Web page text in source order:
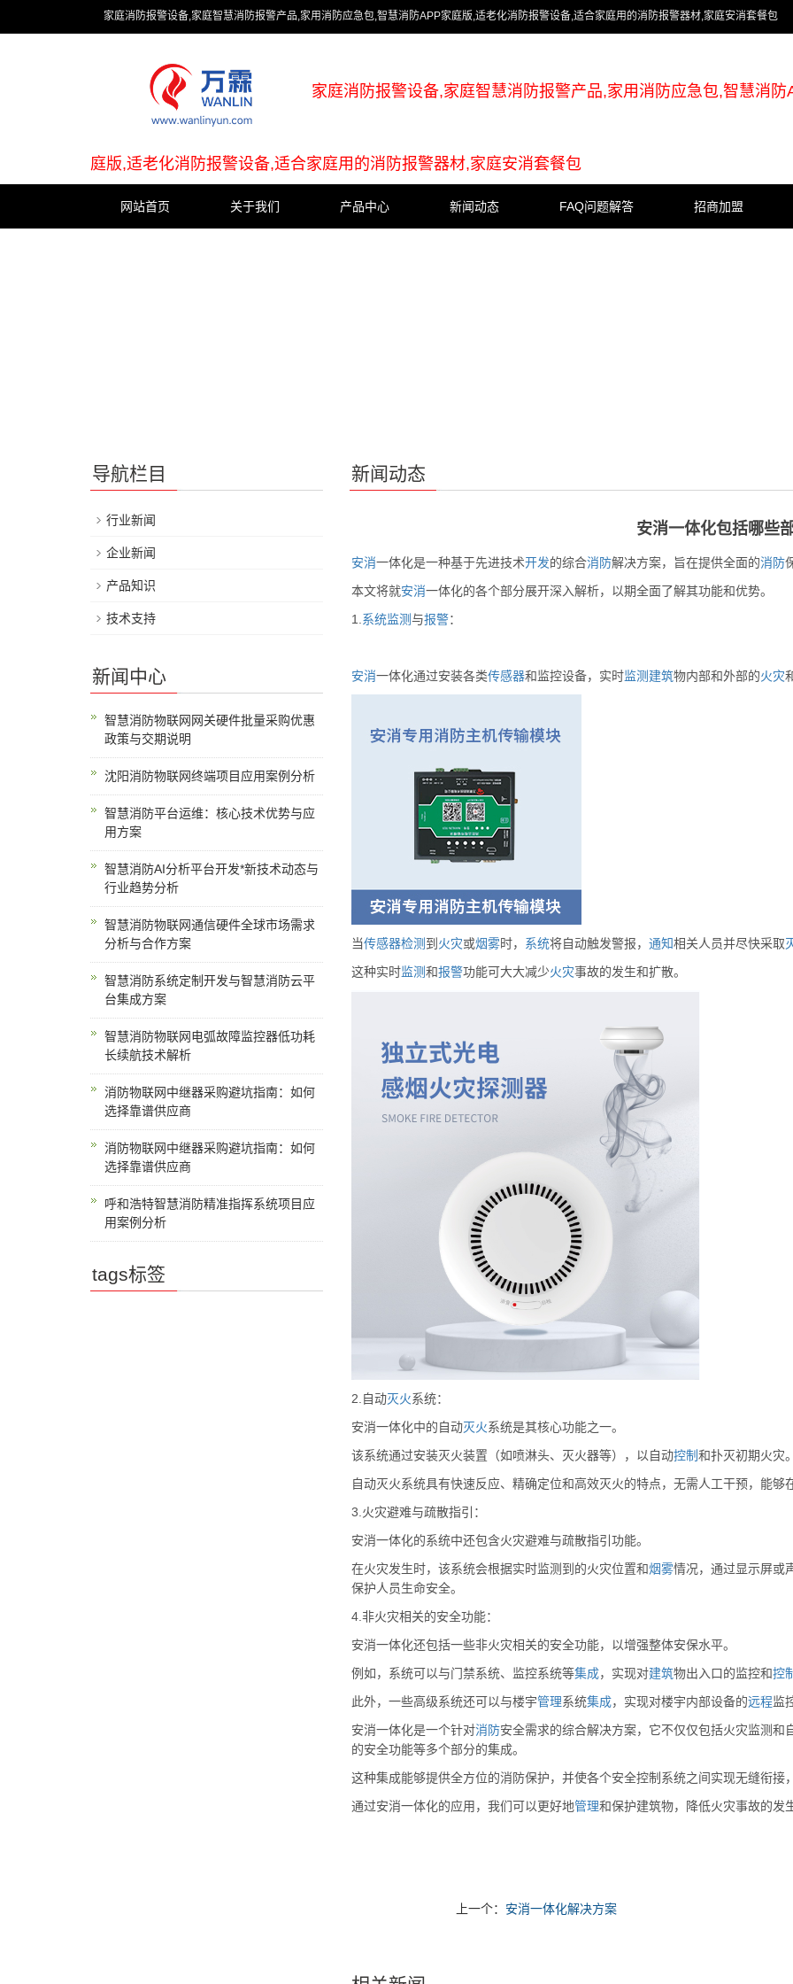
家庭消防报警设备,家庭智慧消防报警产品,家用消防应急包,智慧消防APP家庭版,适老化消防报警设备,适合家庭用的消防报警器材,家庭安消套餐包
家庭消防报警设备,家庭智慧消防报警产品,家用消防应急包,智慧消防
庭版,适老化消防报警设备,适合家庭用的消防报警器材,家庭安消套餐包
网站首页 关于我们 产品中心 新闻动态 FAQ问题解答 招商加盟
新闻动态
安消一体化包括哪些
安消一体化是一种基于先进技术开发的综合消防解决方案，旨在提供全面的消防
本文将就安消一体化的各个部分展开深入解析，以期全面了解其功能和优势。
1. 系统监测与报警：
安消一体化通过安装各类传感器和监控设备，实时监测 建筑物内部和外部的火灾
当传感器检测 到 火灾或烟雾时， 系统将自动触发警报， 通知相关人员并尽快采取
这种实时监测和报警功能可大大减少火灾事故的发生和扩散。
2.自动灭火系统：
安消一体化中的自动灭火系统是其核心功能之一。
该系统通过安装灭火装置（如喷淋头、灭火器等），以自动控制和扑灭初期火灾。
自动灭火系统具有快速反应、精确定位和高效灭火的特点，无需人工干预，能够
3.火灾避难与疏散指引：
安消一体化的系统中还包含火灾避难与疏散指引功能。
在火灾发生时，该系统会根据实时监测到的火灾位置和烟雾情况，通过显示屏或
保护人员生命安全。
4.非火灾相关的安全功能：
安消一体化还包括一些非火灾相关的安全功能，以增强整体安保水平。
例如，系统可以与门禁系统、监控系统等集成，实现对建筑物出入口的监控和控
此外，一些高级系统还可以与楼宇管理系统集成，实现对楼宇内部设备的远程监
安消一体化是一个针对消防安全需求的综合解决方案，它不仅仅包括火灾监测
的安全功能等多个部分的集成。
这种集成能够提供全方位的消防保护，并使各个安全控制系统之间实现无缝衔接
通过安消一体化的应用，我们可以更好地管理和保护建筑物，降低火灾事故的发
上一个： 安消一体化解决方案
导航栏目
行业新闻
企业新闻
产品知识
技术支持
新闻中心
智慧消防物联网网关硬件批量采购优惠
政策与交期说明
沈阳消防物联网终端项目应用案例分析
智慧消防平台运维：核心技术优势与应
用方案
智慧消防AI分析平台开发*新技术动态与
行业趋势分析
智慧消防物联网通信硬件全球市场需求
分析与合作方案
智慧消防系统定制开发与智慧消防云平
台集成方案
智慧消防物联网电弧故障监控器低功耗
长续航技术解析
消防物联网中继器采购避坑指南：如何
选择靠谱供应商
消防物联网中继器采购避坑指南：如何
选择靠谱供应商
呼和浩特智慧消防精准指挥系统项目应
用案例分析
tags标签